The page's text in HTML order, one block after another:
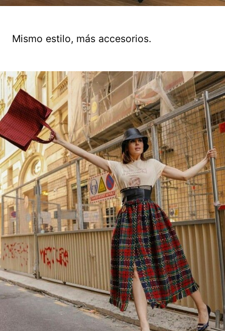
Mismo estilo, más accesorios.